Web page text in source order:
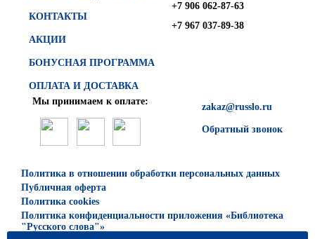
КОНТАКТЫ
АКЦИИ
БОНУСНАЯ ПРОГРАММА
ОПЛАТА И ДОСТАВКА
+7 906 062-87-63
+7 967 037-89-38
zakaz@russlo.ru
Обратный звонок
Мы принимаем к оплате:
Политика в отношении обработки персональных данных
Публичная оферта
Политика cookies
Политика конфиденциальности приложения «Библиотека
"Русского слова"»